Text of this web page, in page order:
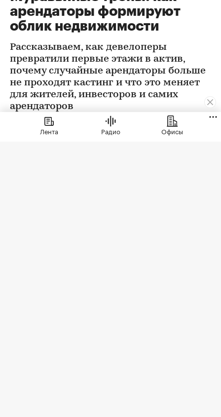
арендаторы формируют
облик недвижимости
Рассказываем, как девелоперы
превратили первые этажи в актив,
почему случайные арендаторы больше
не проходят кастинг и что это меняет
для жителей, инвесторов и самих
арендаторов
Лента Радио Офисы